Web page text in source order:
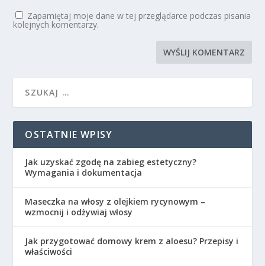
Zapamiętaj moje dane w tej przeglądarce podczas pisania
kolejnych komentarzy.
OSTATNIE WPISY
Jak uzyskać zgodę na zabieg estetyczny?
Wymagania i dokumentacja
Maseczka na włosy z olejkiem rycynowym –
wzmocnij i odżywiaj włosy
Jak przygotować domowy krem z aloesu? Przepisy i
właściwości